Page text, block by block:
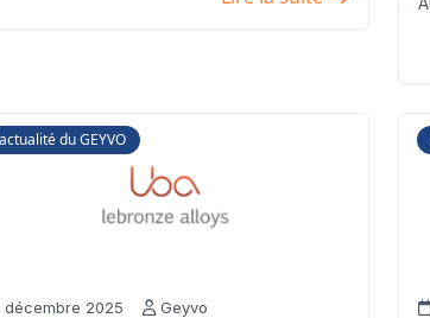
du GEYVO
décembre 2025 Geyvo